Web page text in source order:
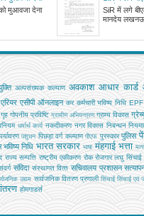
मुआवजा देना
मानदेय
SiR में लगे
मानदेय
अल्‍पसंख्‍यक कल्‍याण अवकाश आधार कार्ड
एरियर एसीपी ऑनलाइन कर कर्मचारी भविष्य निधि EPF
गृह गोपनीय प्रविष्टि ग्रामीण अभियन्‍त्रण ग्राम्य विकास
धर्मार्थ कार्य नकदीकरण नगर विकास निबन्‍धन
पर्यावरण पशुधन पिछड़ा वर्ग कल्‍याण पीएफ पुरस्कार पुलिस
भविष्य निधि भारत सरकार भाषा मंहगाई भत्ता
राज्य सम्पत्ति राष्ट्रीय एकीकरण रोक रोजगार लघु सिंचाई
संविदा संस्‍थागत वित्‍त सचिवालय प्रशासन
उद्यम सार्वजनिक वितरण प्रणाली सिंचाई सिंचाई एवं
होमगाडर्स